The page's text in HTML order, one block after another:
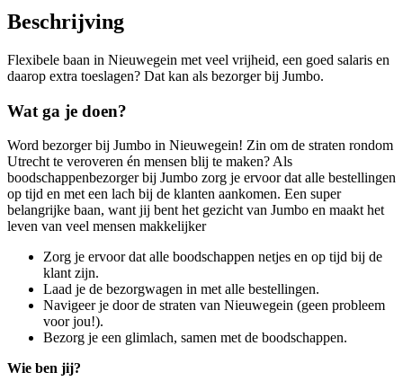
Beschrijving
Flexibele baan in Nieuwegein met veel vrijheid, een goed salaris en
daarop extra toeslagen? Dat kan als bezorger bij Jumbo.
Wat ga je doen?
Word bezorger bij Jumbo in Nieuwegein! Zin om de straten rondom
Utrecht te veroveren én mensen blij te maken? Als
boodschappenbezorger bij Jumbo zorg je ervoor dat alle bestellingen
op tijd en met een lach bij de klanten aankomen. Een super
belangrijke baan, want jij bent het gezicht van Jumbo en maakt het
leven van veel mensen makkelijker
Zorg je ervoor dat alle boodschappen netjes en op tijd bij de
klant zijn.
Laad je de bezorgwagen in met alle bestellingen.
Navigeer je door de straten van Nieuwegein (geen probleem
voor jou!).
Bezorg je een glimlach, samen met de boodschappen.
Wie ben jij?